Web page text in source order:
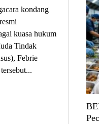
kondang
kuasa hukum
Tindak
Febrie